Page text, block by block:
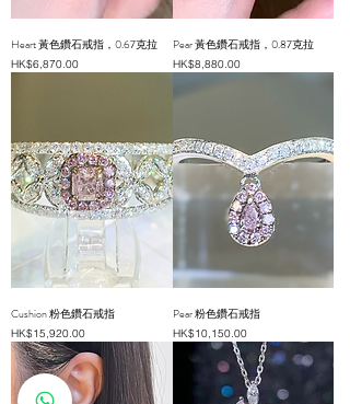
Heart 黃色鑽石戒指，0.67克拉
價格
HK$6,870.00
Pear 黃色鑽石戒指，0.87克拉
價格
HK$8,880.00
Cushion 粉色鑽石戒指
價格
HK$15,920.00
Pear 粉色鑽石戒指
價格
HK$10,150.00